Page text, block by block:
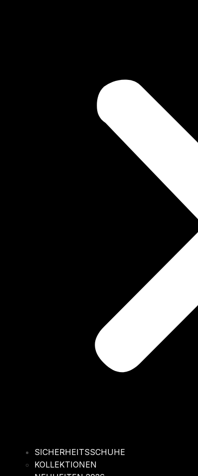
SICHERHEITSSCHUHE
KOLLEKTIONEN